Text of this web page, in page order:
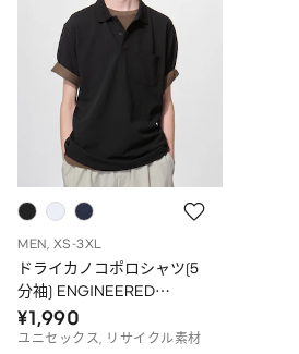
MEN, XS-3XL
ドライカノコポロシャツ(5
分袖) ENGINEERED
GARMENTS
¥1,990
ユニセックス, リサイクル素材